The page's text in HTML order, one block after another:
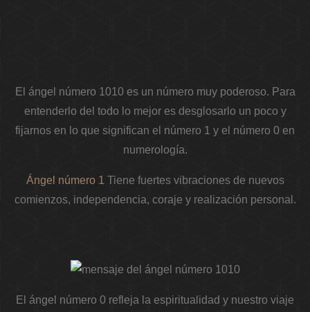
El ángel número 1010 es un número muy poderoso. Para
entenderlo del todo lo mejor es desglosarlo un poco y
fijarnos en lo que significan el número 1 y el número 0 en
numerología.
Ángel número 1 Tiene fuertes vibraciones de nuevos
comienzos, independencia, coraje y realización personal.
El ángel número 0 refleja la espiritualidad y nuestro viaje